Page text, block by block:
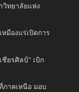
วิทยาลัยแห่ง
มืองแร่เปิดการ
ยรศิลป์" เบิก
าคเหนือ มอบ